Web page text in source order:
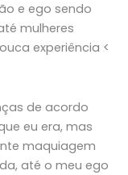
e ego sendo
mulheres
experiência <
de acordo
eu era, mas
maquiagem
até o meu ego